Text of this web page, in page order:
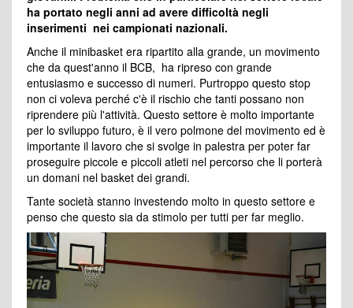
ha portato negli anni ad avere difficoltà negli
inserimenti nei campionati nazionali.
Anche il minibasket era ripartito alla grande, un movimento
che da quest'anno il BCB, ha ripreso con grande
entusiasmo e successo di numeri. Purtroppo questo stop
non ci voleva perché c'è il rischio che tanti possano non
riprendere più l'attività. Questo settore è molto importante
per lo sviluppo futuro, è il vero polmone del movimento ed è
importante il lavoro che si svolge in palestra per poter far
proseguire piccole e piccoli atleti nel percorso che li porterà
un domani nel basket dei grandi.
Tante società stanno investendo molto in questo settore e
penso che questo sia da stimolo per tutti per far meglio.